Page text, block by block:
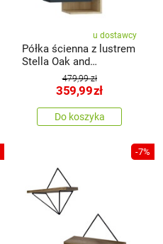
u dostawcy
Półka ścienna z lustrem
Stella Oak and
Anthracite479,99 zł
359,99zł
Do koszyka
-7%